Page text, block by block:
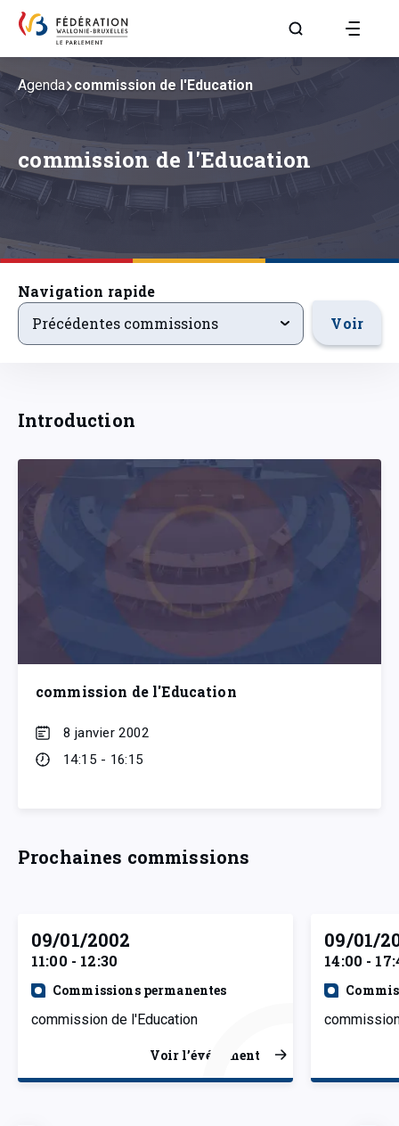
Aller à la page
commission de l'Education
Agenda commission de l'Education
Navigation rapide
precedentsevenements
Précédentes commissions Voir
Introduction
commission de l'Education
8 janvier 2002
14:15 - 16:15
Prochaines commissions
09/01/2002
11:00 - 12:30
Commissions permanentes
commission de l'Education
Voir l’événement
09/01/
14:00 -